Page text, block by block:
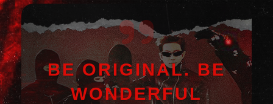
BE ORIGINAL. BE
WONDERFUL